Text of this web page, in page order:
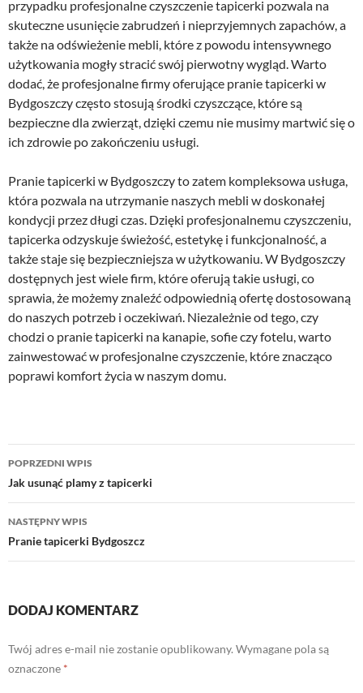
przypadku profesjonalne czyszczenie tapicerki pozwala na
skuteczne usunięcie zabrudzeń i nieprzyjemnych zapachów, a
także na odświeżenie mebli, które z powodu intensywnego
użytkowania mogły stracić swój pierwotny wygląd. Warto
dodać, że profesjonalne firmy oferujące pranie tapicerki w
Bydgoszczy często stosują środki czyszczące, które są
bezpieczne dla zwierząt, dzięki czemu nie musimy martwić się o
ich zdrowie po zakończeniu usługi.
Pranie tapicerki w Bydgoszczy to zatem kompleksowa usługa,
która pozwala na utrzymanie naszych mebli w doskonałej
kondycji przez długi czas. Dzięki profesjonalnemu czyszczeniu,
tapicerka odzyskuje świeżość, estetykę i funkcjonalność, a
także staje się bezpieczniejsza w użytkowaniu. W Bydgoszczy
dostępnych jest wiele firm, które oferują takie usługi, co
sprawia, że możemy znaleźć odpowiednią ofertę dostosowaną
do naszych potrzeb i oczekiwań. Niezależnie od tego, czy
chodzi o pranie tapicerki na kanapie, sofie czy fotelu, warto
zainwestować w profesjonalne czyszczenie, które znacząco
poprawi komfort życia w naszym domu.
Nawigacja
wpisu
POPRZEDNI WPIS
Jak usunąć plamy z tapicerki
NASTĘPNY WPIS
Pranie tapicerki Bydgoszcz
DODAJ KOMENTARZ
Twój adres e-mail nie zostanie opublikowany. Wymagane pola są
oznaczone *